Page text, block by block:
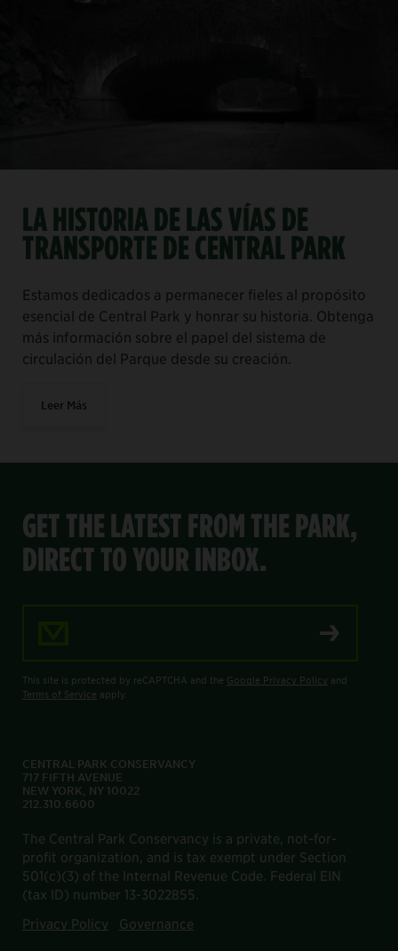
LA HISTORIA DE LAS VÍAS DE
TRANSPORTE DE CENTRAL PARK
Estamos dedicados a permanecer fieles al propósito
esencial de Central Park y honrar su historia. Obtenga
más información sobre el papel del sistema de
circulación del Parque desde su creación.
Leer Más
GET THE LATEST FROM THE PARK,
DIRECT TO YOUR INBOX.
This site is protected by reCAPTCHA and the Google Privacy Policy and
Terms of Service apply.
CENTRAL PARK CONSERVANCY
717 FIFTH AVENUE
NEW YORK, NY 10022
212.310.6600
The Central Park Conservancy is a private, not-for-
profit organization, and is tax exempt under Section
501(c)(3) of the Internal Revenue Code. Federal EIN
(tax ID) number 13-3022855.
Privacy Policy
Governance